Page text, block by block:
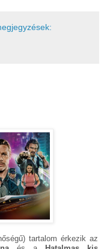
tartalom érkezik az